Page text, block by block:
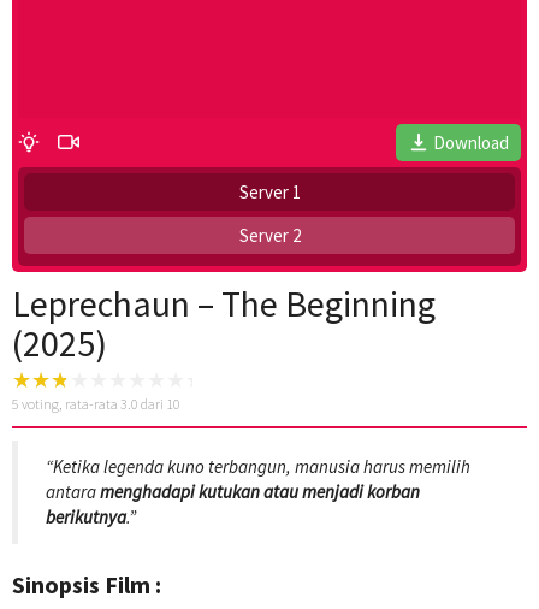
Download
Server 1
Server 2
Leprechaun – The Beginning
(2025)
5 voting, rata-rata 3.0 dari 10
“Ketika legenda kuno terbangun, manusia harus memilih
antaramenghadapi kutukan atau menjadi korban
berikutnya.”
Sinopsis Film :